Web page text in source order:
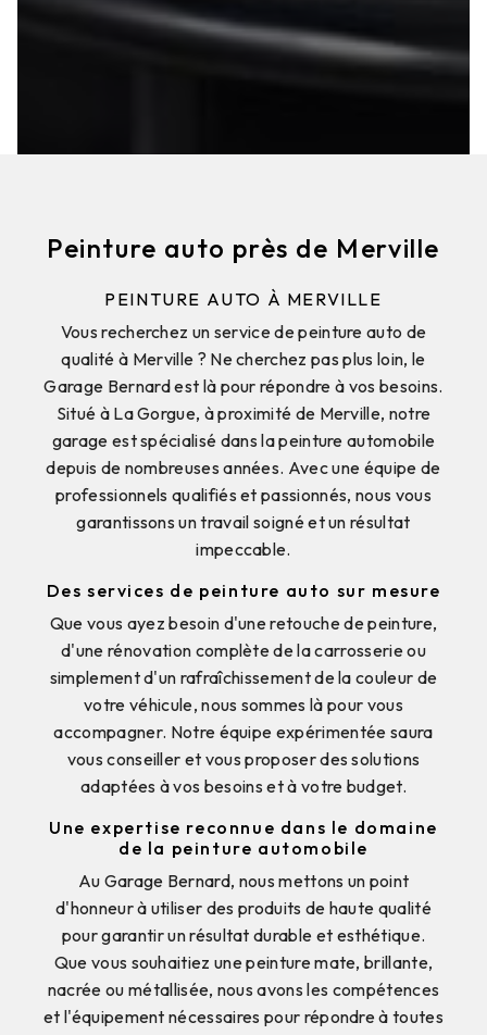
Peinture auto près de Merville
PEINTURE AUTO À MERVILLE
Vous recherchez un service de peinture auto de
qualité à Merville ? Ne cherchez pas plus loin, le
Garage Bernard est là pour répondre à vos besoins.
Situé à La Gorgue, à proximité de Merville, notre
garage est spécialisé dans la peinture automobile
depuis de nombreuses années. Avec une équipe de
professionnels qualifiés et passionnés, nous vous
garantissons un travail soigné et un résultat
impeccable.
Des services de peinture auto sur mesure
Que vous ayez besoin d'une retouche de peinture,
d'une rénovation complète de la carrosserie ou
simplement d'un rafraîchissement de la couleur de
votre véhicule, nous sommes là pour vous
accompagner. Notre équipe expérimentée saura
vous conseiller et vous proposer des solutions
adaptées à vos besoins et à votre budget.
Une expertise reconnue dans le domaine
de la peinture automobile
Au Garage Bernard, nous mettons un point
d'honneur à utiliser des produits de haute qualité
pour garantir un résultat durable et esthétique.
Que vous souhaitiez une peinture mate, brillante,
nacrée ou métallisée, nous avons les compétences
et l'équipement nécessaires pour répondre à toutes